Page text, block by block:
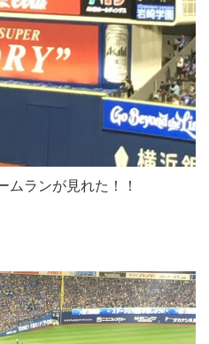
ムランが見れた！！